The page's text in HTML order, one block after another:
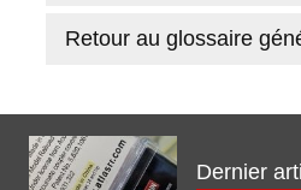
Retour au glossaire
Dernier